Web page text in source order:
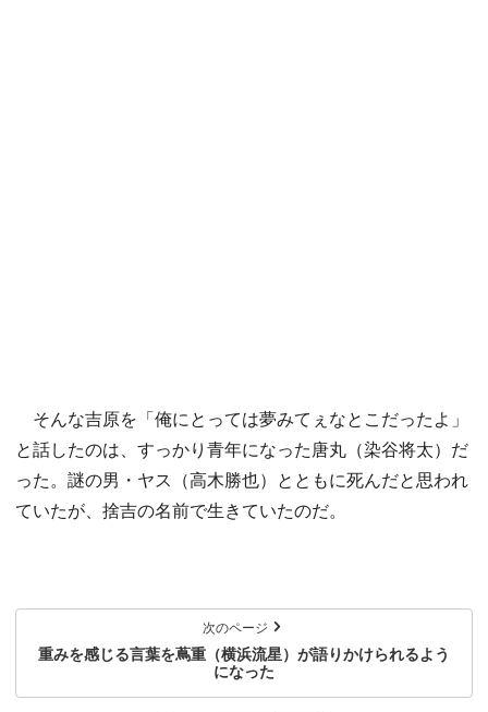
そんな吉原を「俺にとっては夢みてぇなとこだったよ」
と話したのは、すっかり青年になった唐丸（染谷将太）だ
った。謎の男・ヤス（高木勝也）とともに死んだと思われ
ていたが、捨吉の名前で生きていたのだ。
次のページ
重みを感じる言葉を蔦重（横浜流星）が語りかけられるよう
になった